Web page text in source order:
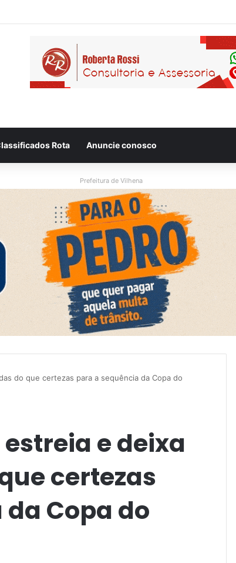
Rota Anuncie conosco
Prefeitura de Vilhena
do que certezas para a sequência da Copa do
e deixa
certezas
Copa do